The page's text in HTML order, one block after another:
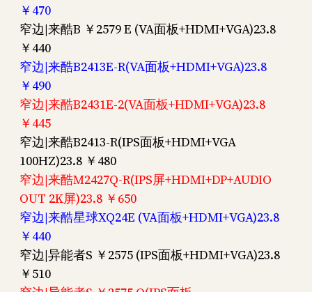
￥470
窄边|来酷B ￥2579 E (VA面板+HDMI+VGA)23.8
￥440
窄边|来酷B2413E-R(VA面板+HDMI+VGA)23.8
￥490
窄边|来酷B2431E-2(VA面板+HDMI+VGA)23.8
￥445
窄边|来酷B2413-R(IPS面板+HDMI+VGA
100HZ)23.8 ￥480
窄边|来酷M2427Q-R(IPS屏+HDMI+DP+AUDIO
OUT 2K屏)23.8 ￥650
窄边|来酷星球XQ24E (VA面板+HDMI+VGA)23.8
￥440
窄边|异能者S ￥2575 (IPS面板+HDMI+VGA)23.8
￥510